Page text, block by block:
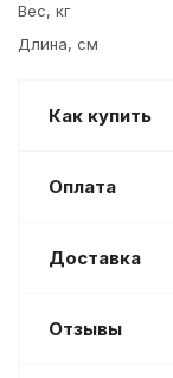
Вес, кг
Длина, см
Как купить
Оплата
Доставка
Отзывы